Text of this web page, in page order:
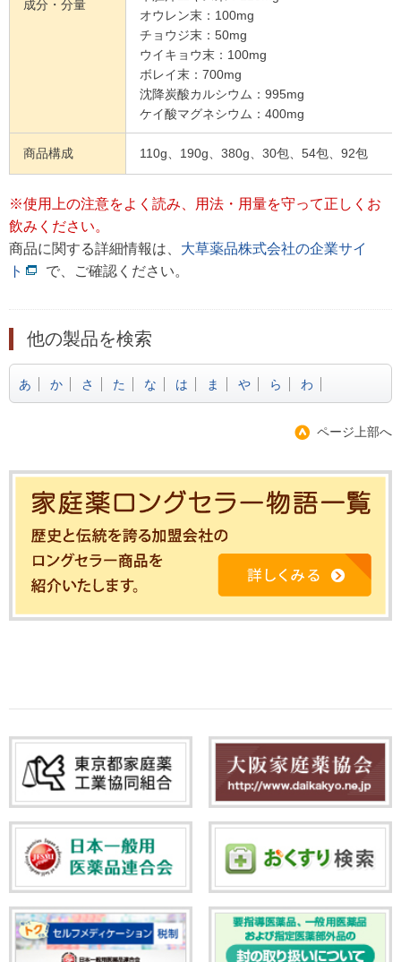
成分・分量
オウレン末：100mg
チョウジ末：50mg
ウイキョウ末：100mg
ボレイ末：700mg
沈降炭酸カルシウム：995mg
ケイ酸マグネシウム：400mg
商品構成 110g、190g、380g、30包、54包、92包
※使用上の注意をよく読み、用法・用量を守って正しくお
飲みください。
商品に関する詳細情報は、 大草薬品株式会社の企業サイ
ト
で、ご確認ください。
他の製品を検索
あ か さ た な は ま や ら わ
ページ上部へ